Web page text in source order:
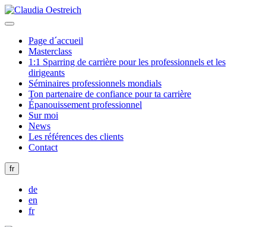
Page d´accueil
Masterclass
1:1 Sparring de carrière pour les professionnels et les
dirigeants
Séminaires professionnels mondials
Ton partenaire de confiance pour ta carrière
Épanouissement professionnel
Sur moi
News
Les références des clients
Contact
fr
de
en
fr